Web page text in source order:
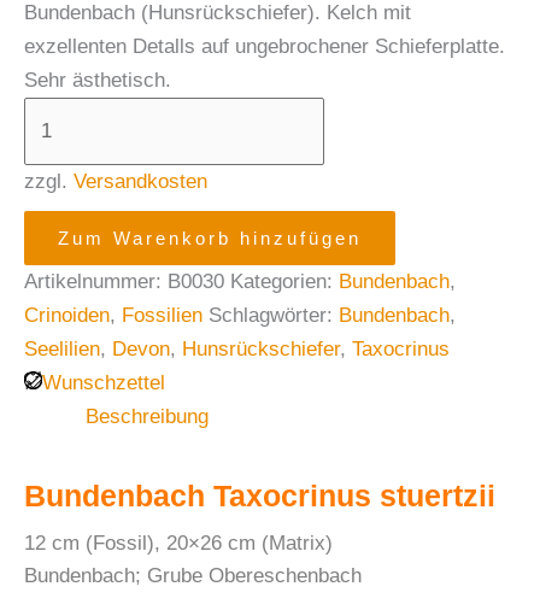
Bundenbach (Hunsrückschiefer). Kelch mit
exzellenten Detalls auf ungebrochener Schieferplatte.
Sehr ästhetisch.
zzgl. Versandkosten
Zum Warenkorb hinzufügen
Artikelnummer: B0030 Kategorien: Bundenbach,
Crinoiden, Fossilien Schlagwörter: Bundenbach,
Seelilien, Devon, Hunsrückschiefer, Taxocrinus
Wunschzettel
Beschreibung
Bundenbach Taxocrinus stuertzii
12 cm (Fossil), 20×26 cm (Matrix)
Bundenbach; Grube Obereschenbach